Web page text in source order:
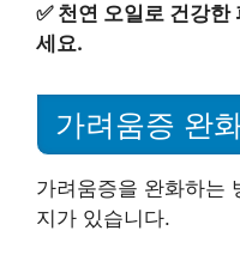
✅ 천연 오일로 건강한
세요.
가려움증 완
가려움증을 완화하는
지가 있습니다.